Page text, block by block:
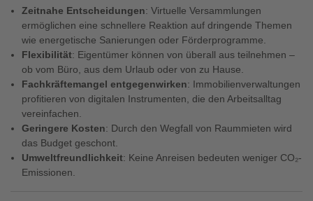
Zeitnahe Entscheidungen: Virtuelle Versammlungen
ermöglichen eine schnellere Reaktion auf dringende Themen
wie energetische Sanierungen oder Förderprogramme.
Flexibilität: Eigentümer können von überall aus teilnehmen –
ob vom Büro, aus dem Urlaub oder von zu Hause.
Fachkräftemangel entgegenwirken: Immobilienverwaltungen
profitieren von digitalen Instrumenten, die den Arbeitsalltag
vereinfachen.
Geringere Kosten: Durch den Wegfall von Raummieten wird
das Budget geschont.
Umweltfreundlichkeit: Keine Anreisen bedeuten weniger CO₂-
Emissionen.